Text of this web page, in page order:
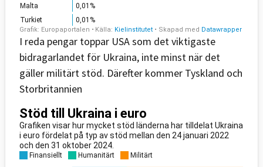
I reda pengar toppar USA som det viktigaste
bidragarlandet för Ukraina, inte minst när det
gäller militärt stöd. Därefter kommer Tyskland och
Storbritannien